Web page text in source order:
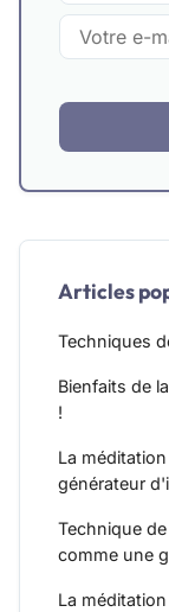
Articles
Techniques
Bienfaits de
!
La
générateur
Technique
comme une
La